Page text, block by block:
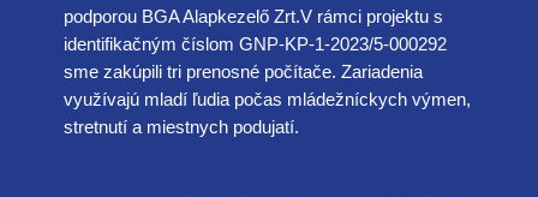
podporou BGA Alapkezelő Zrt.V rámci projektu s
identifikačným číslom GNP-KP-1-2023/5-000292
sme zakúpili tri prenosné počítače. Zariadenia
využívajú mladí ľudia počas mládežníckych výmen,
stretnutí a miestnych podujatí.